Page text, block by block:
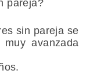
pareja?
sin pareja se
avanzada